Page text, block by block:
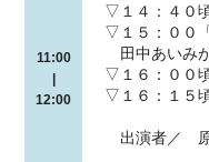
11:00
12:00
▽１４：４０
▽１５：００
田中あいみ
▽１６：００
▽１６：１５
出演者／